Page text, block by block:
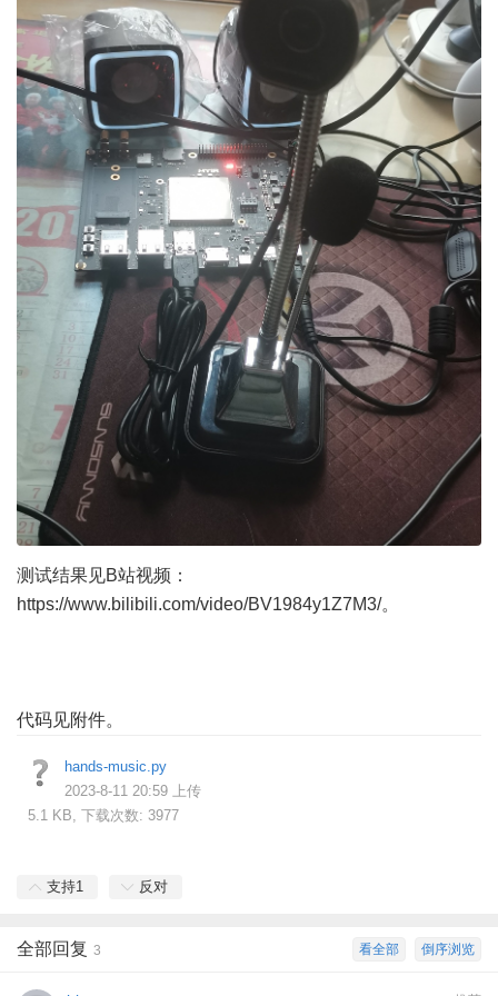
测试结果见B站视频：
https://www.bilibili.com/video/BV1984y1Z7M3/。
代码见附件。
hands-music.py
2023-8-11 20:59 上传
5.1 KB, 下载次数: 3977
支持1 反对
倒序浏览
看全部
全部回复 3